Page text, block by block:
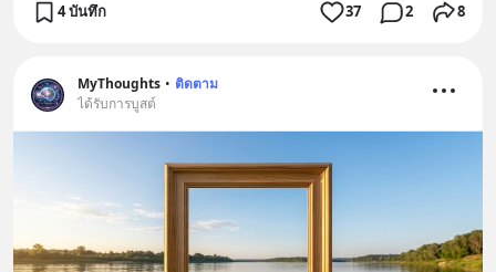
4 บันทึก 37 2 8
MyThoughts • ติดตาม
ได้รับการบูสต์